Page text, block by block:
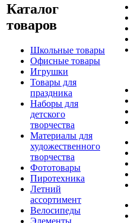
Каталог
товаров
Школьные товары
Офисные товары
Игрушки
Товары для
праздника
Наборы для
детского
творчества
Материалы для
художественного
творчества
Фототовары
Пиротехника
Летний
ассортимент
Велосипеды
Элементы